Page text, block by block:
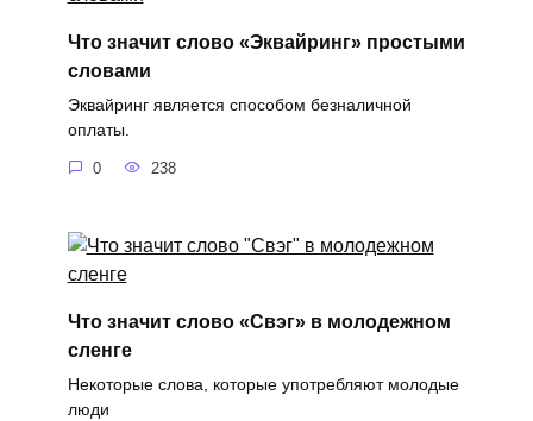
Что значит слово «Эквайринг» простыми
словами
Эквайринг является способом безналичной
оплаты.
0 238
Что значит слово «Свэг» в молодежном
сленге
Некоторые слова, которые употребляют молодые
люди